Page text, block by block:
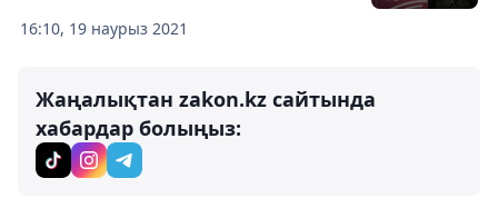
16:10, 19 наурыз 2021
Жаңалықтан zakon.kz сайтында
хабардар болыңыз: